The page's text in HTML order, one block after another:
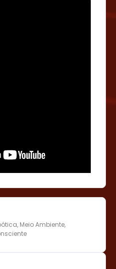
Meio Ambiente,